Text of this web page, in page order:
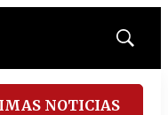
Mostrar
NOTICIAS